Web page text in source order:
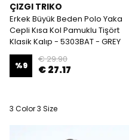
ÇIZGI TRIKO
Erkek Büyük Beden Polo Yaka
Cepli Kısa Kol Pamuklu Tişört
Klasik Kalıp - 5303BAT - GREY
%9
€ 29.90
€ 27.17
3 Color 3 Size